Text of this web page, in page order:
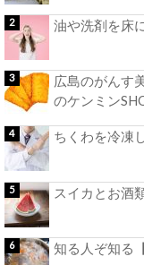
油や洗剤を床
広島のがんす
のケンミン
ちくわを冷凍
スイカとお酒
知る人ぞ知る